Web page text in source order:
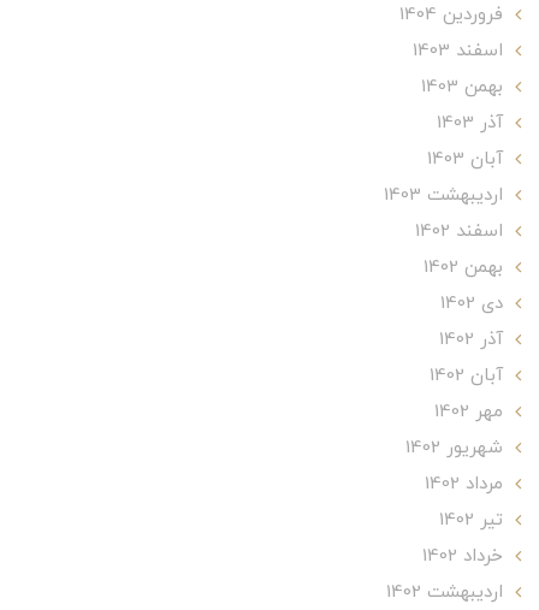
فروردین 1404
اسفند 1403
بهمن 1403
آذر 1403
آبان 1403
ارديبهشت 1403
اسفند 1402
بهمن 1402
دی 1402
آذر 1402
آبان 1402
مهر 1402
شهریور 1402
مرداد 1402
تير 1402
خرداد 1402
ارديبهشت 1402